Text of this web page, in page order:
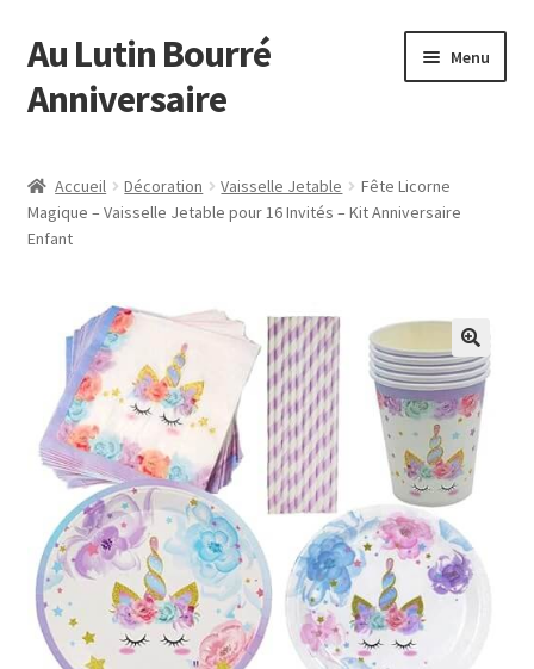
Aller
à
la
Aller
au
contenu
Au Lutin Bourré
Anniversaire
Menu
Astuces et Conseils
Commande
Mon compte
Page d’exemple
Panier
Accueil Décoration Vaisselle Jetable
Fête Licorne
Magique – Vaisselle Jetable pour 16 Invités – Kit Anniversaire
Enfant